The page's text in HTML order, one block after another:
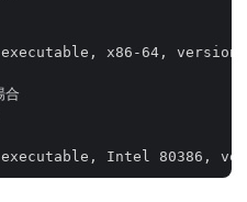
x86-64, version
合